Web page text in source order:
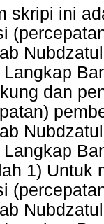
skripi ini
dan
1) Untuk